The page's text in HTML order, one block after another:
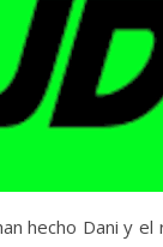
hecho Dani y